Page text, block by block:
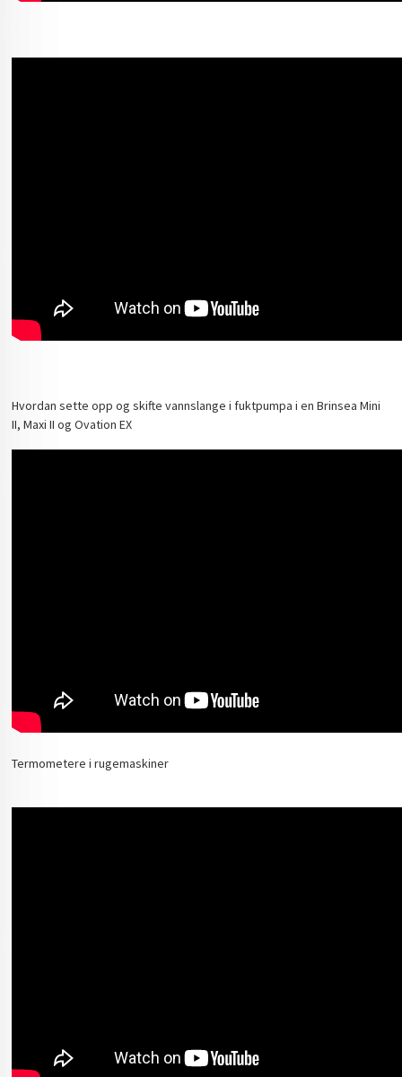
Hvordan sette opp og skifte vannslange i fuktpumpa i en Brinsea Mini
II, Maxi II og Ovation EX
Termometere i rugemaskiner